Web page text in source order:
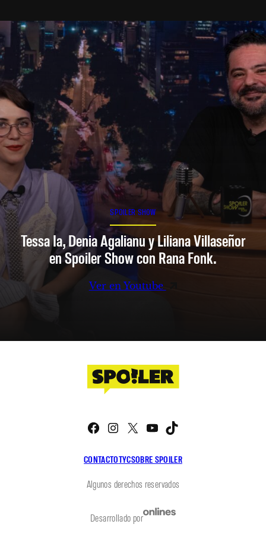
SPOILER SHOW
Tessa Ia, Denia Agalianu y Liliana Villaseñor
en Spoiler Show con Rana Fonk.
Ver en Youtube
CONTACTOTYCSOBRE SPOILER
Facebook
Instagram
X YouTube
Algunos derechos reservados
Desarrollado por